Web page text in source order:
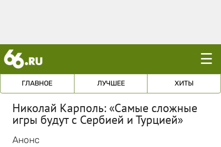
☰
ГЛАВНОЕ ЛУЧШЕЕ ХИТЫ
Николай Карполь: «Самые сложные
игры будут с Сербией и Турцией»
Анонс